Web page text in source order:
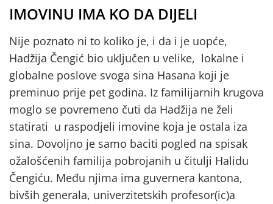
IMOVINU IMA KO DA DIJELI
Nije poznato ni to koliko je, i da i je uopće,
Hadžija Čengić bio uključen u velike, lokalne i
globalne poslove svoga sina Hasana koji je
preminuo prije pet godina. Iz familijarnih krugova
moglo se povremeno čuti da Hadžija ne želi
statirati u raspodjeli imovine koja je ostala iza
sina. Dovoljno je samo baciti pogled na spisak
ožalošćenih familija pobrojanih u čitulji Halidu
Čengiću. Među njima ima guvernera kantona,
bivših generala, univerzitetskih profesor(ic)a